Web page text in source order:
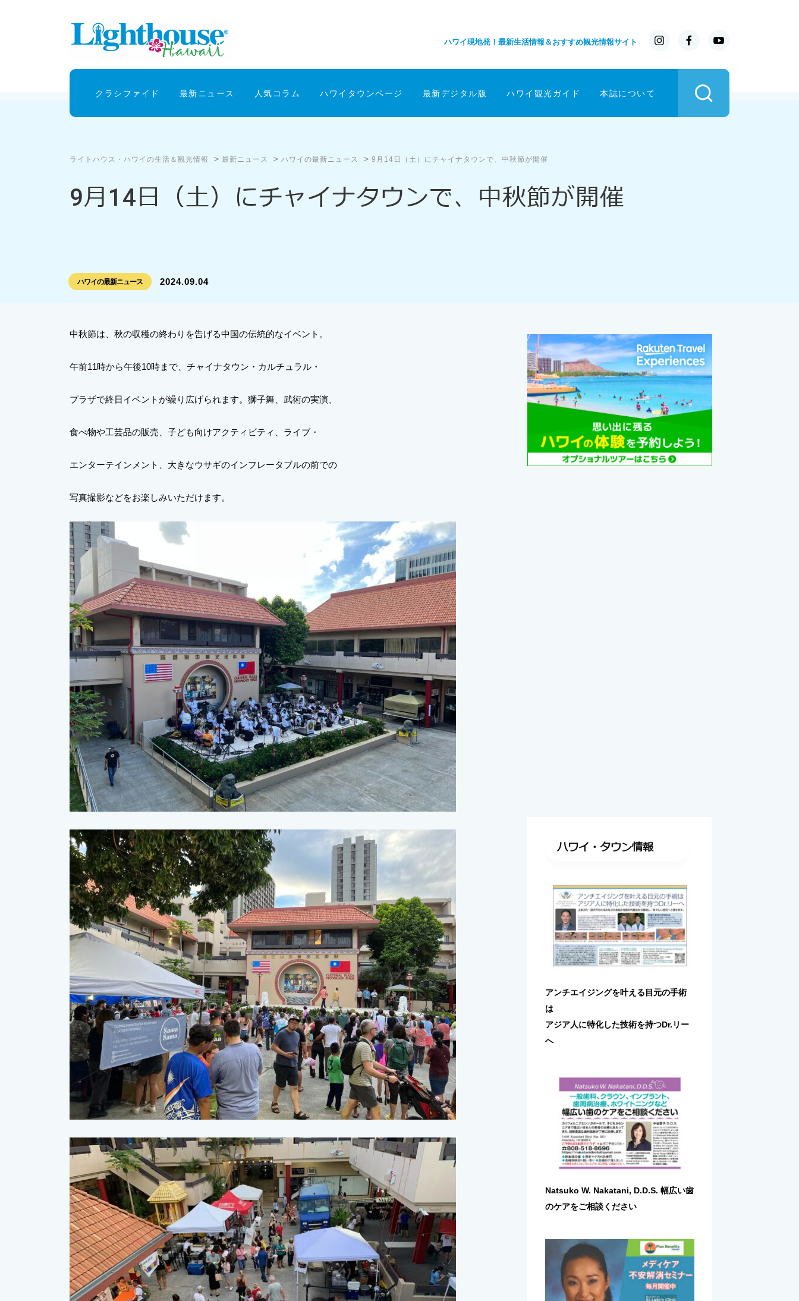
ハワイ現地発！最新生活情報＆おすすめ観光情報サイト
クラシファイド 最新ニュース 人気コラム ハワイタウンページ 最新デジタル版 ハワイ観光ガイド 本誌について
ライトハウス・ハワイの生活＆観光情報 > 最新ニュース > ハワイの最新ニュース > 9月14日（土）にチャイナタウンで、中秋節が開催
9月14日（土）にチャイナタウンで、中秋節が開催
ハワイの最新ニュース 2024.09.04
中秋節は、秋の収穫の終わりを告げる中国の伝統的なイベント。
午前11時から午後10時まで、チャイナタウン・カルチュラル・
プラザで終日イベントが繰り広げられます。獅子舞、武術の実演、
食べ物や工芸品の販売、子ども向けアクティビティ、ライブ・
エンターテインメント、大きなウサギのインフレータブルの前での
写真撮影などをお楽しみいただけます。
ハワイ・タウン情報
アンチエイジングを叶える目元の手術
は
アジア人に特化した技術を持つDr.リー
へ
Natsuko W. Nakatani, D.D.S. 幅広い歯
のケアをご相談ください